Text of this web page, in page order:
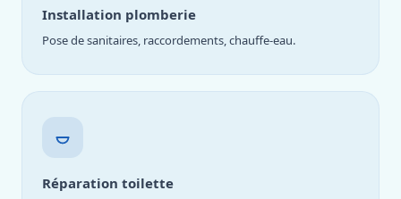
Installation plomberie
Pose de sanitaires, raccordements, chauffe-eau.
Réparation toilette